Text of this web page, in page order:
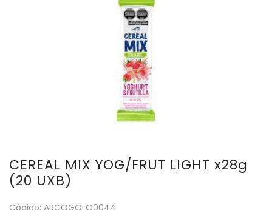
CEREAL MIX YOG/FRUT LIGHT x28g
(20 UXB)
Código: ARCOGOLO0044